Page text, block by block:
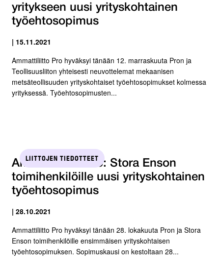
yritykseen uusi yrityskohtainen
työehtosopimus
| 15.11.2021
Ammattiliitto Pro hyväksyi tänään 12. marraskuuta Pron ja
Teollisuusliiton yhteisesti neuvottelemat mekaanisen
metsäteollisuuden yrityskohtaiset työehtosopimukset kolmessa
yrityksessä. Työehtosopimusten...
LIITTOJEN TIEDOTTEET
Ammattiliitto Pro: Stora Enson
toimihenkilöille uusi yrityskohtainen
työehtosopimus
| 28.10.2021
Ammattiliitto Pro hyväksyi tänään 28. lokakuuta Pron ja Stora
Enson toimihenkilöille ensimmäisen yrityskohtaisen
työehtosopimuksen. Sopimuskausi on kestoltaan 28...